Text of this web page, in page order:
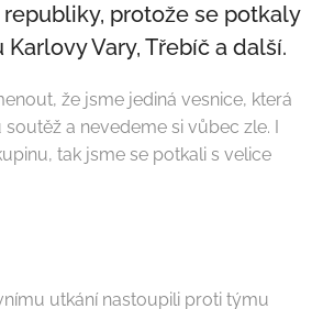
republiky, protože se potkaly
Vary, Třebíč a další.
že jsme jediná vesnice, která
a nevedeme si vůbec zle. I
tak jsme se potkali s velice
utkání nastoupili proti týmu